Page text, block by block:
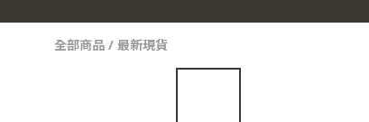
全部商品 / 最新現貨